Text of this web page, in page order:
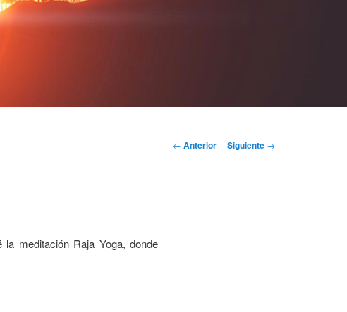
Navegación
← Anterior Siguiente →
meditación Raja Yoga, donde